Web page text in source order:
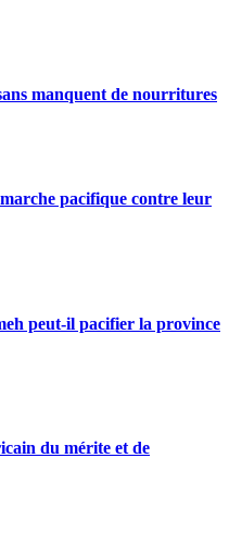
manquent de nourritures
pacifique contre leur
peut-il pacifier la province
du mérite et de